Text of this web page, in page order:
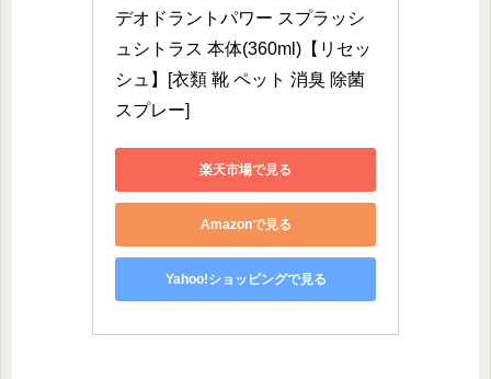
デオドラントパワー スプラッシ
ュシトラス 本体(360ml)【リセッ
シュ】[衣類 靴 ペット 消臭 除菌
スプレー]
楽天市場で見る
Amazonで見る
Yahoo!ショッピングで見る